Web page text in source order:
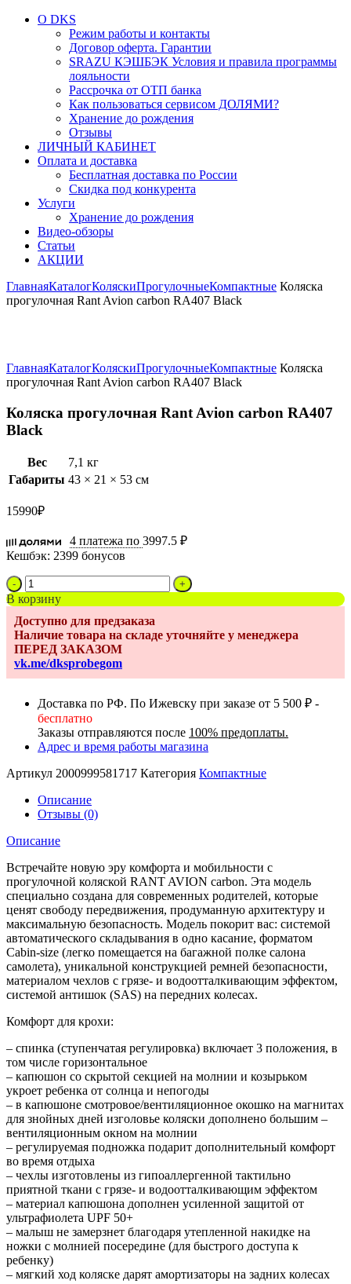
О DKS
Режим работы и контакты
Договор оферта. Гарантии
SRAZU КЭШБЭК Условия и правила программы
лояльности
Рассрочка от ОТП банка
Как пользоваться сервисом ДОЛЯМИ?
Хранение до рождения
Отзывы
ЛИЧНЫЙ КАБИНЕТ
Оплата и доставка
Бесплатная доставка по России
Скидка под конкурента
Услуги
Хранение до рождения
Видео-обзоры
Статьи
АКЦИИ
ГлавнаяКаталогКоляскиПрогулочныеКомпактные Коляска
прогулочная Rant Avion carbon RA407 Black
ГлавнаяКаталогКоляскиПрогулочныеКомпактные Коляска
прогулочная Rant Avion carbon RA407 Black
Коляска прогулочная Rant Avion carbon RA407
Black
Вес
7,1 кг
Габариты 43 × 21 × 53 см
15990₽
4 платежа по 3997.5 ₽
Кешбэк: 2399 бонусов
Количество
товара
Коляска
прогулочная
Rant
Avion
carbon
RA407
В корзину
Доступно для предзаказа
Наличие товара на складе уточняйте у менеджера
ПЕРЕД ЗАКАЗОМ
vk.me/dksprobegom
Доставка по РФ. По Ижевску при заказе от 5 500 ₽ -
бесплатно
Заказы отправляются после 100% предоплаты.
Адрес и время работы магазина
Артикул 2000999581717 Категория Компактные
Описание
Отзывы (0)
Описание
Встречайте новую эру комфорта и мобильности с
прогулочной коляской RANT AVION carbon. Эта модель
специально создана для современных родителей, которые
ценят свободу передвижения, продуманную архитектуру и
максимальную безопасность. Модель покорит вас: системой
автоматического складывания в одно касание, форматом
Cabin-size (легко помещается на багажной полке салона
самолета), уникальной конструкцией ремней безопасности,
материалом чехлов с грязе- и водоотталкивающим эффектом,
системой антишок (SAS) на передних колесах.
Комфорт для крохи:
– спинка (ступенчатая регулировка) включает 3 положения, в
том числе горизонтальное
– капюшон со скрытой секцией на молнии и козырьком
укроет ребенка от солнца и непогоды
– в капюшоне смотровое/вентиляционное окошко на магнитах
для знойных дней изголовье коляски дополнено большим –
вентиляционным окном на молнии
– регулируемая подножка подарит дополнительный комфорт
во время отдыха
– чехлы изготовлены из гипоаллергенной тактильно
приятной ткани с грязе- и водоотталкивающим эффектом
– материал капюшона дополнен усиленной защитой от
ультрафиолета UPF 50+
– малыш не замерзнет благодаря утепленной накидке на
ножки с молнией посередине (для быстрого доступа к
ребенку)
– мягкий ход коляске дарят амортизаторы на задних колесах